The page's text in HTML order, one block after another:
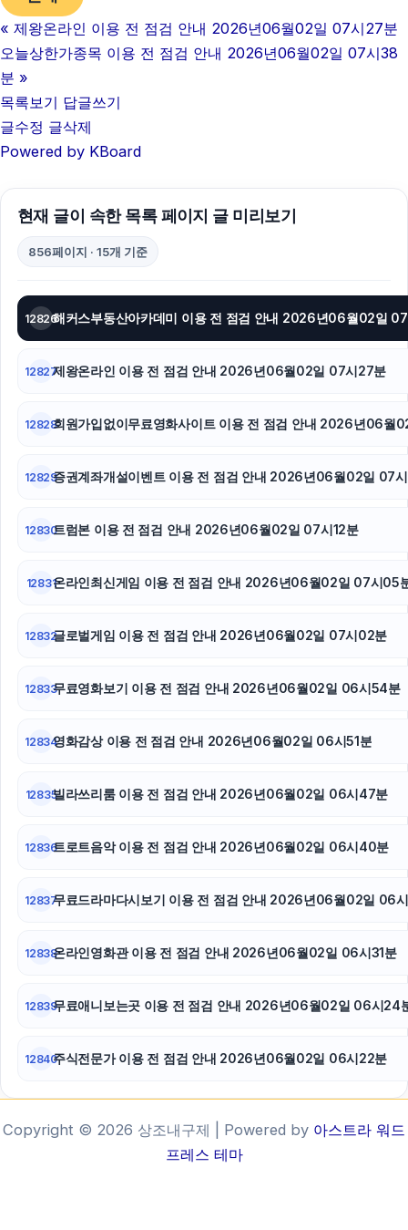
병원마케팅
광고대행사
« 제왕온라인 이용 전 점검 안내 2026년06월02일 07시27분
오늘상한가종목 이용 전 점검 안내 2026년06월02일 07시38
분 »
목록보기 답글쓰기
글수정 글삭제
Powered by KBoard
현재 글이 속한 목록 페이지 글 미리보기
856페이지 · 15개 기준
12826해커스부동산아카데미 이용 전 점검 안내 2026년06월02일
12827제왕온라인 이용 전 점검 안내 2026년06월02일 07시27분
12828회원가입없이무료영화사이트 이용 전 점검 안내 2026년06월
12829증권계좌개설이벤트 이용 전 점검 안내 2026년06월02일 07
12830트럼본 이용 전 점검 안내 2026년06월02일 07시12분
12831온라인최신게임 이용 전 점검 안내 2026년06월02일 07시05
12832글로벌게임 이용 전 점검 안내 2026년06월02일 07시02분
12833무료영화보기 이용 전 점검 안내 2026년06월02일 06시54분
12834영화감상 이용 전 점검 안내 2026년06월02일 06시51분
12835빌라쓰리룸 이용 전 점검 안내 2026년06월02일 06시47분
12836트로트음악 이용 전 점검 안내 2026년06월02일 06시40분
12837무료드라마다시보기 이용 전 점검 안내 2026년06월02일 06
12838온라인영화관 이용 전 점검 안내 2026년06월02일 06시31분
12839무료애니보는곳 이용 전 점검 안내 2026년06월02일 06시24
12840주식전문가 이용 전 점검 안내 2026년06월02일 06시22분
Copyright © 2026 상조내구제 | Powered by 아스트라 워드
프레스 테마